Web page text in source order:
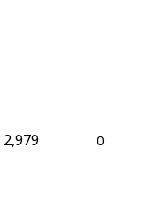
0
2,979